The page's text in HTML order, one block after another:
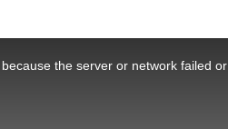
the server or network failed